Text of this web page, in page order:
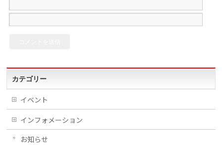
カテゴリー
イベント
インフォメーション
お知らせ